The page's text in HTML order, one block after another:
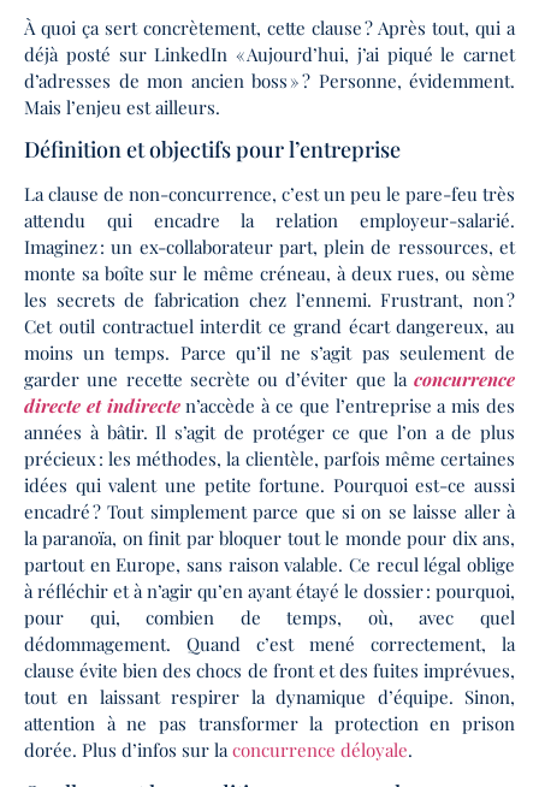
À quoi ça sert concrètement, cette clause ? Après tout, qui a
déjà posté sur LinkedIn « Aujourd’hui, j’ai piqué le carnet
d’adresses de mon ancien boss » ? Personne, évidemment.
Mais l’enjeu est ailleurs.
Définition et objectifs pour l’entreprise
La clause de non-concurrence, c’est un peu le pare-feu très
attendu qui encadre la relation employeur-salarié.
Imaginez : un ex-collaborateur part, plein de ressources, et
monte sa boîte sur le même créneau, à deux rues, ou sème
les secrets de fabrication chez l’ennemi. Frustrant, non ?
Cet outil contractuel interdit ce grand écart dangereux, au
moins un temps. Parce qu’il ne s’agit pas seulement de
garder une recette secrète ou d’éviter que la concurrence
directe et indirecten’accède à ce que l’entreprise a mis des
années à bâtir. Il s’agit de protéger ce que l’on a de plus
précieux : les méthodes, la clientèle, parfois même certaines
idées qui valent une petite fortune. Pourquoi est-ce aussi
encadré ? Tout simplement parce que si on se laisse aller à
la paranoïa, on finit par bloquer tout le monde pour dix ans,
partout en Europe, sans raison valable. Ce recul légal oblige
à réfléchir et à n’agir qu’en ayant étayé le dossier : pourquoi,
pour qui, combien de temps, où, avec quel
dédommagement. Quand c’est mené correctement, la
clause évite bien des chocs de front et des fuites imprévues,
tout en laissant respirer la dynamique d’équipe. Sinon,
attention à ne pas transformer la protection en prison
dorée. Plus d’infos sur laconcurrence déloyale.